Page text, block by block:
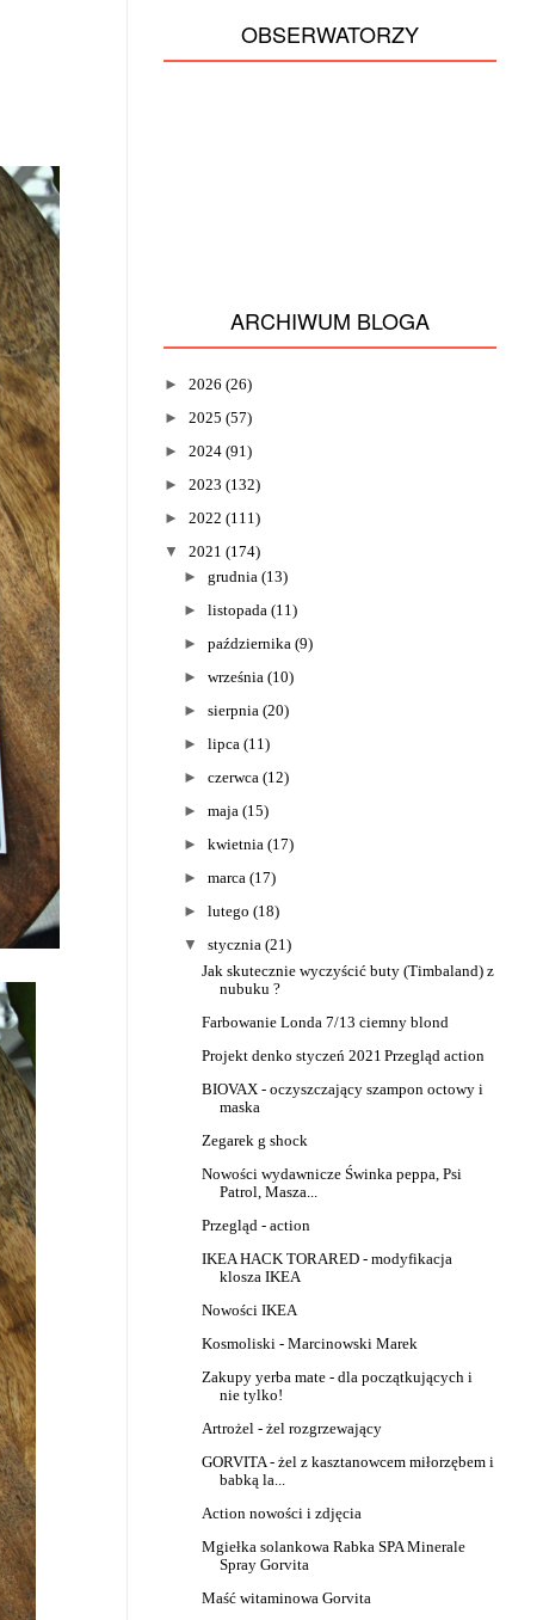
OBSERWATORZY
ARCHIWUM BLOGA
► 2026 (26)
► 2025 (57)
► 2024 (91)
► 2023 (132)
► 2022 (111)
▼
2021 (174)
► grudnia (13)
► listopada (11)
► października (9)
► września (10)
► sierpnia (20)
► lipca (11)
► czerwca (12)
► maja (15)
► kwietnia (17)
► marca (17)
► lutego (18)
▼
stycznia (21)
Jak skutecznie wyczyścić buty (Timbaland) z
nubuku ?
Farbowanie Londa 7/13 ciemny blond
Projekt denko styczeń 2021 Przegląd action
BIOVAX - oczyszczający szampon octowy i
maska
Zegarek g shock
Nowości wydawnicze Świnka peppa, Psi
Patrol, Masza...
Przegląd - action
IKEA HACK TORARED - modyfikacja
klosza IKEA
Nowości IKEA
Kosmoliski - Marcinowski Marek
Zakupy yerba mate - dla początkujących i
nie tylko!
Artrożel - żel rozgrzewający
GORVITA - żel z kasztanowcem miłorzębem i
babką la...
Action nowości i zdjęcia
Mgiełka solankowa Rabka SPA Minerale
Spray Gorvita
Maść witaminowa Gorvita